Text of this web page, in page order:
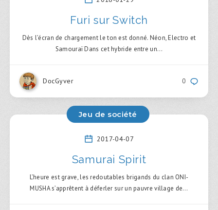
Furi sur Switch
Dès l’écran de chargement le ton est donné. Néon, Electro et
Samouraï Dans cet hybride entre un…
DocGyver 0
Jeu de société
2017-04-07
Samurai Spirit
L’heure est grave, les redoutables brigands du clan ONI-
MUSHA s’apprêtent à déferler sur un pauvre village de…